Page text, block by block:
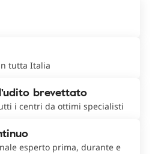
tutta Italia
brevettato
i centri da ottimi specialisti
esperto prima, durante e